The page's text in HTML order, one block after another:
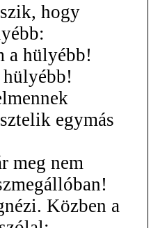
hogy
a hülyébb!
hülyébb!
egymás
meg nem
Közben a